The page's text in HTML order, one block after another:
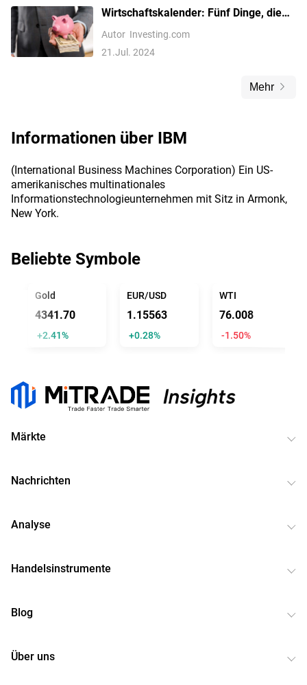
Wirtschaftskalender: Fünf Dinge, die
für Anleger diese Woche wichtig
werden
Autor Investing.com
21.Jul. 2024
Mehr
Informationen über IBM
(International Business Machines Corporation) Ein US-
amerikanisches multinationales
Informationstechnologieunternehmen mit Sitz in Armonk,
New York.
Beliebte Symbole
Gold
4341.70
+2.41%
EUR/USD
1.15563
+0.28%
WTI
76.008
-1.50%
Märkte
Nachrichten
Analyse
Handelsinstrumente
Blog
Über uns